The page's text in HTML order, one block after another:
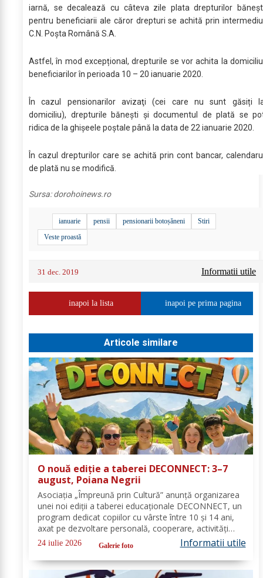
iarnă, se decalează cu câteva zile plata drepturilor
pentru beneficiarii ale căror drepturi se achită prin
C.N. Poșta Română S.A.
Astfel, în mod excepțional, drepturile se vor achita la
beneficiarilor în perioada 10 – 20 ianuarie 2020.
În cazul pensionarilor avizaţi (cei care nu sunt găsiți
domiciliu), drepturile bănești și documentul de plată se
ridica de la ghişeele poştale până la data de 22 ianuarie 2020.
În cazul drepturilor care se achită prin cont bancar,
de plată nu se modifică.
Sursa:dorohoinews.ro
ianuarie pensii pensionarii botoșăneni
Stiri
Veste proastă
31 dec. 2019 Informatii utile
inapoi la lista inapoi pe prima pagina
Articole similare
O nouă ediție a taberei DECONNECT: 3–7
august, Poiana Negrii
Asociația „Împreună prin Cultură” anunță organizarea
unei noi ediții a taberei educaționale DECONNECT, un
program dedicat copiilor cu vârste între 10 și 14 ani,
axat pe dezvoltare personală, cooperare, activități
outdoor și deconectare totală de la telefon. O tabără
cu sens, nu doar o vacanță!...
24 iulie 2026 Galerie foto Informatii utile